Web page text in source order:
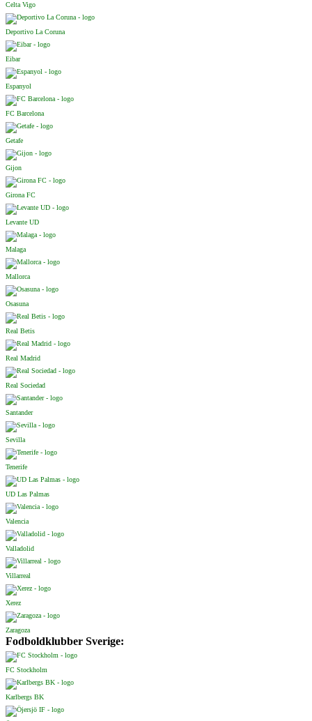
Celta Vigo
Deportivo La Coruna
Eibar
Espanyol
FC Barcelona
Getafe
Gijon
Girona FC
Levante UD
Malaga
Mallorca
Osasuna
Real Betis
Real Madrid
Real Sociedad
Santander
Sevilla
Tenerife
UD Las Palmas
Valencia
Valladolid
Villarreal
Xerez
Zaragoza
Fodboldklubber Sverige:
FC Stockholm
Karlbergs BK